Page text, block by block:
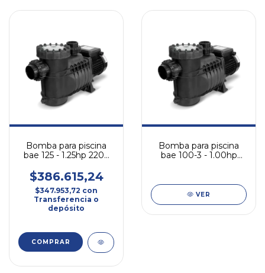
Bomba para piscina
bae 125 - 1.25hp 220v
$386.615,24
$347.953,72 con
Transferencia o
depósito
Bomba para piscina
bae 100-3 - 1.00hp
VER